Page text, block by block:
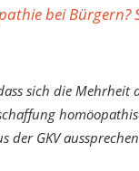
bei Bürgern?
sich die Mehrheit
der GKV